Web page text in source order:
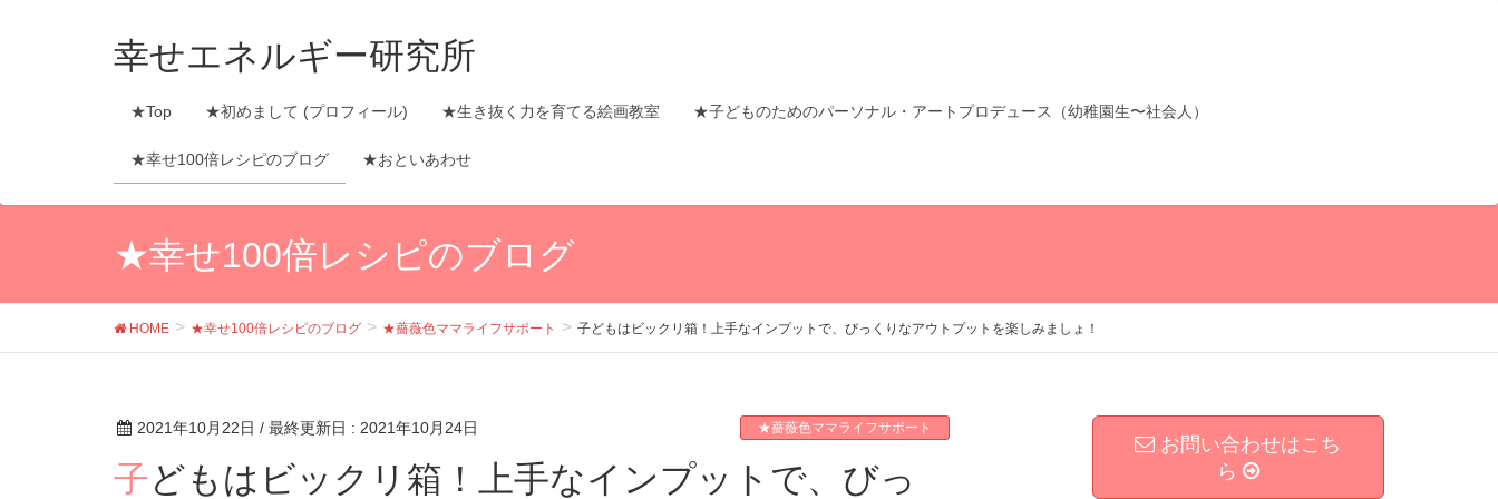
幸せエネルギー研究所
★Top ★初めまして (プロフィール) ★生き抜く力を育てる絵画教室 ★子どものためのパーソナル・アートプロデュース（幼稚園生〜社会人）
★幸せ100倍レシピのブログ ★おといあわせ
★幸せ100倍レシピのブログ
HOME ★幸せ100倍レシピのブログ ★薔薇色ママライフサポート 子どもはビックリ箱！上手なインプットで、びっくりなアウトプットを楽しみましょ！
2021年10月22日 / 最終更新日 : 2021年10月24日 ★薔薇色ママライフサポート
子どもはビックリ箱！上手なインプットで、びっ
お問い合わせはこち
ら